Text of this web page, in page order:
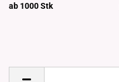
ab 1000Stk